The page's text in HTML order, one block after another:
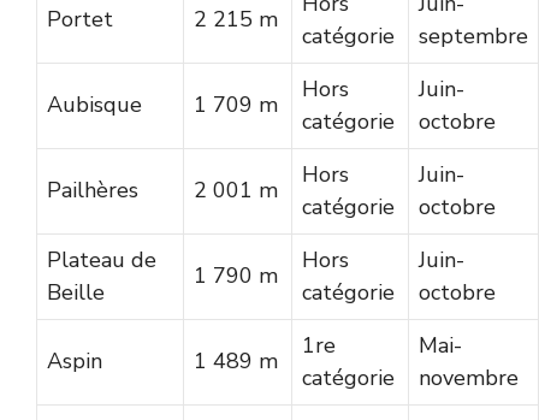
Portet 2 215 m
catégorie
septembre
Aubisque 1 709 m
Hors
catégorie
Juin-
octobre
Pailhères 2 001 m
Hors
catégorie
Juin-
octobre
Plateau de
Beille
1 790 m
Hors
catégorie
Juin-
octobre
Aspin 1 489 m
1re
catégorie
Mai-
novembre